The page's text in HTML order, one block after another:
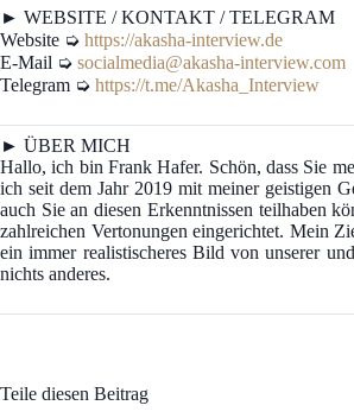
► WEBSITE / KONTAKT / TELEGRAM
Website ➭ https://akasha-interview.de
E-Mail ➭ socialmedia@akasha-interview.com
Telegram ➭ https://t.me/Akasha_Interview
► ÜBER MICH
Hallo, ich bin Frank Hafer. Schön, dass Sie
ich seit dem Jahr 2019 mit meiner geistigen
auch Sie an diesen Erkenntnissen teilhaben
zahlreichen Vertonungen eingerichtet. Mein
ein immer realistischeres Bild von unserer
nichts anderes.
Teile diesen Beitrag